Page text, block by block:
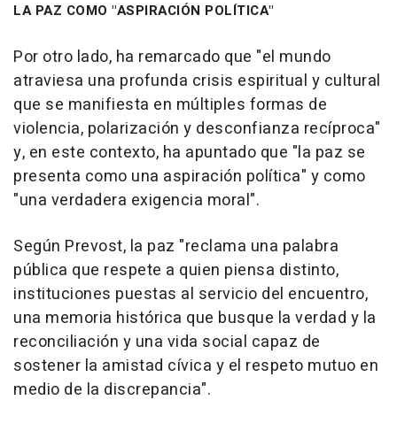
LA PAZ COMO "ASPIRACIÓN POLÍTICA"
Por otro lado, ha remarcado que "el mundo
atraviesa una profunda crisis espiritual y cultural
que se manifiesta en múltiples formas de
violencia, polarización y desconfianza recíproca"
y, en este contexto, ha apuntado que "la paz se
presenta como una aspiración política" y como
"una verdadera exigencia moral".
Según Prevost, la paz "reclama una palabra
pública que respete a quien piensa distinto,
instituciones puestas al servicio del encuentro,
una memoria histórica que busque la verdad y la
reconciliación y una vida social capaz de
sostener la amistad cívica y el respeto mutuo en
medio de la discrepancia".